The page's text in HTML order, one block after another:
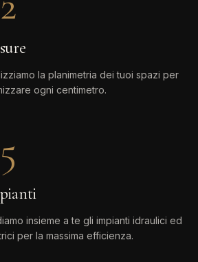
la planimetria dei tuoi spazi per
ogni centimetro.
insieme a te gli impianti idraulici ed
per la massima efficienza.